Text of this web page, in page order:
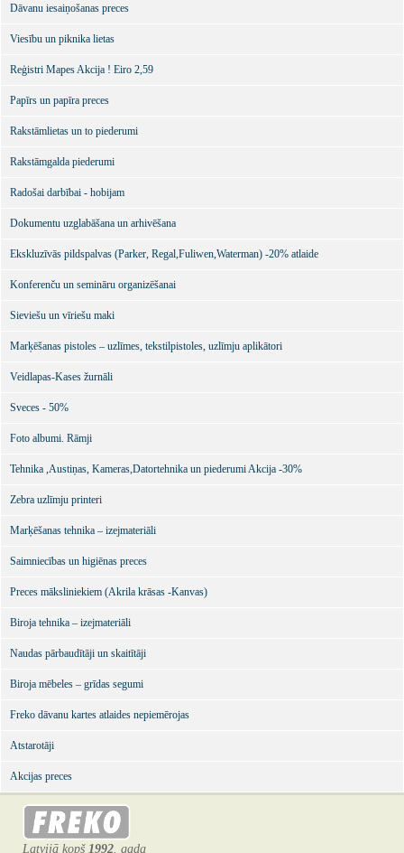
Dāvanu iesaiņošanas preces
Viesību un piknika lietas
Reģistri Mapes Akcija ! Eiro 2,59
Papīrs un papīra preces
Rakstāmlietas un to piederumi
Rakstāmgalda piederumi
Radošai darbībai - hobijam
Dokumentu uzglabāšana un arhivēšana
Ekskluzīvās pildspalvas (Parker, Regal,Fuliwen,Waterman) -20% atlaide
Konferenču un semināru organizēšanai
Sieviešu un vīriešu maki
Marķēšanas pistoles – uzlīmes, tekstilpistoles, uzlīmju aplikātori
Veidlapas-Kases žurnāli
Sveces - 50%
Foto albumi. Rāmji
Tehnika ,Austiņas, Kameras,Datortehnika un piederumi Akcija -30%
Zebra uzlīmju printeri
Marķēšanas tehnika – izejmateriāli
Saimniecības un higiēnas preces
Preces māksliniekiem (Akrila krāsas -Kanvas)
Biroja tehnika – izejmateriāli
Naudas pārbaudītāji un skaitītāji
Biroja mēbeles – grīdas segumi
Freko dāvanu kartes atlaides nepiemērojas
Atstarotāji
Akcijas preces
Latvijā kopš 1992 . gada